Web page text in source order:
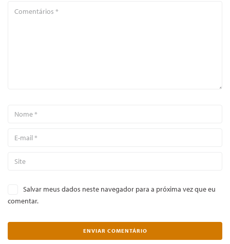
Salvar meus dados neste navegador para a próxima vez que eu
comentar.